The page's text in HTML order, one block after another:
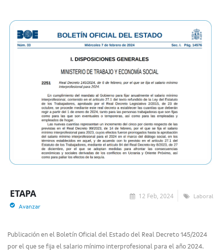
12 Feb, 2024 Laboral
ETAPA
Avanzar
Publicación en el Boletín Oficial del Estado del Real Decreto 145/2024
por el que se fija el salario mínimo interprofesional para el año 2024.